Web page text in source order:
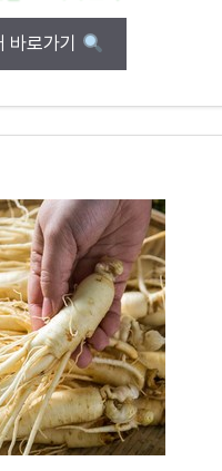
바로가기